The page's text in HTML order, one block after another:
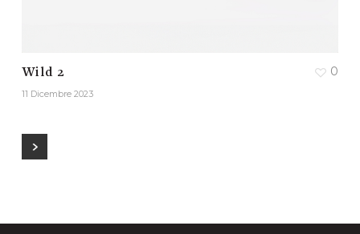
Wild 2
11 Dicembre 2023
0